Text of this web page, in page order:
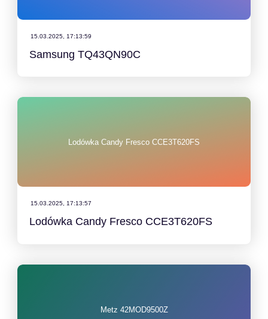
15.03.2025, 17:13:59
Samsung TQ43QN90C
Lodówka Candy Fresco CCE3T620FS
15.03.2025, 17:13:57
Lodówka Candy Fresco CCE3T620FS
Metz 42MOD9500Z